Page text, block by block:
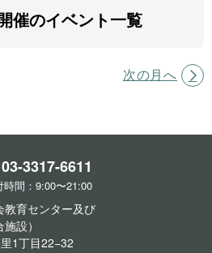
催のイベント一覧
次の月へ
03-3317-6611
時間：9:00〜21:00
教育センター及び
設）
1丁目22−32